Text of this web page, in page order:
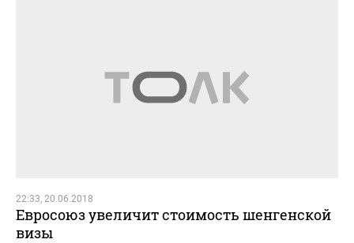
22:33, 20.06.2018
Евросоюз увеличит стоимость шенгенской
визы